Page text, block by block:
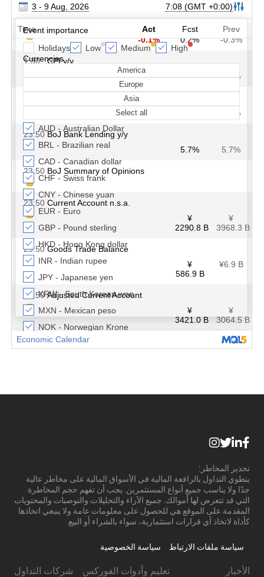
تحذير المخاطر:
ينطوي التداول بالرافعة المالية في الأسواق المالية على مخاطر عالية
جدًا ولا يناسب جميع أنواع المستثمرين. يجب أن تفهم حجم المخاطرة
التي قد تتعرض لها أموالك. جميع الآراء والتحليلات والتوصيات والمحتويات
المقدمة على الموقع هي للحصول على معلومات عامة ولا ينبغي اتخاذها
كأداة لاتخاذ أي قرارات استثمارية، سواء بالشراء أو البيع.
سياسة ملفات الارتباط سياسة الخصوصية
الأخبار تعليم وأدوات الفوركس شركات التداول